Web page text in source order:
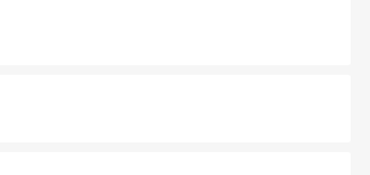
カーズは地元の風情を楽しめる外せないスポット